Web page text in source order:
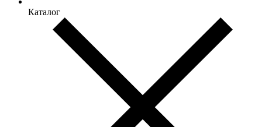
Каталог